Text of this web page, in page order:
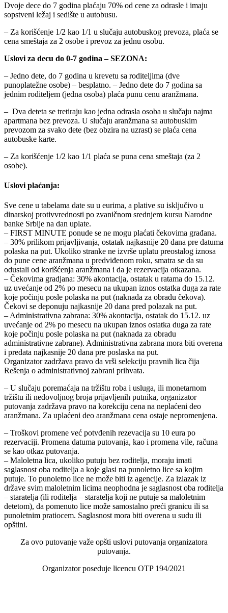
Dvoje dece do 7 godina plaćaju 70% od cene za odrasle i imaju
sopstveni ležaj i sedište u autobusu.
– Za korišćenje 1/2 kao 1/1 u slučaju autobuskog prevoza, plaća se
cena smeštaja za 2 osobe i prevoz za jednu osobu.
Uslovi za decu do 0-7 godina – SEZONA:
– Jedno dete, do 7 godina u krevetu sa roditeljima (dve
punoplatežne osobe) – besplatno. – Jedno dete do 7 godina sa
jednim roditeljem (jedna osoba) plaća punu cenu aranžmana.
– Dva deteta se tretiraju kao jedna odrasla osoba u slučaju najma
apartmana bez prevoza. U slučaju aranžmana sa autobuskim
prevozom za svako dete (bez obzira na uzrast) se plaća cena
autobuske karte.
– Za korišćenje 1/2 kao 1/1 plaća se puna cena smeštaja (za 2
osobe).
Uslovi plaćanja:
Sve cene u tabelama date su u eurima, a plative su isključivo u
dinarskoj protivvrednosti po zvaničnom srednjem kursu Narodne
banke Srbije na dan uplate.
– FIRST MINUTE ponude se ne mogu plaćati čekovima građana.
– 30% prilikom prijavljivanja, ostatak najkasnije 20 dana pre datuma
polaska na put. Ukoliko stranke ne izvrše uplatu preostalog iznosa
do pune cene aranžmana u predviđenom roku, smatra se da su
odustali od korišćenja aranžmana i da je rezervacija otkazana.
– Čekovima gradjana: 30% akontacija, ostatak u ratama do 15.12.
uz uvećanje od 2% po mesecu na ukupan iznos ostatka duga za rate
koje počinju posle polaska na put (naknada za obradu čekova).
Čekovi se deponuju najkasnije 20 dana pred polazak na put.
– Administrativna zabrana: 30% akontacija, ostatak do 15.12. uz
uvećanje od 2% po mesecu na ukupan iznos ostatka duga za rate
koje počinju posle polaska na put (naknada za obradu
administrativne zabrane). Administrativna zabrana mora biti overena
i predata najkasnije 20 dana pre poslaska na put.
Organizator zadržava pravo da vrši selekciju pravnih lica čija
Rešenja o administrativnoj zabrani prihvata.
– U slučaju poremaćaja na tržištu roba i usluga, ili monetarnom
tržištu ili nedovoljnog broja prijavljenih putnika, organizator
putovanja zadržava pravo na korekciju cena na neplaćeni deo
aranžmana. Za uplaćeni deo aranžmana cena ostaje nepromenjena.
– Troškovi promene već potvđenih rezevacija su 10 eura po
rezervaciji. Promena datuma putovanja, kao i promena vile, računa
se kao otkaz putovanja.
– Maloletna lica, ukoliko putuju bez roditelja, moraju imati
saglasnost oba roditelja a koje glasi na punoletno lice sa kojim
putuje. To punoletno lice ne može biti iz agencije. Za izlazak iz
države svim maloletnim licima neophodna je saglasnost oba roditelja
– staratelja (ili roditelja – staratelja koji ne putuje sa maloletnim
detetom), da pomenuto lice može samostalno preći granicu ili sa
punoletnim pratiocem. Saglasnost mora biti overena u sudu ili
opštini.
Za ovo putovanje važe opšti uslovi putovanja organizatora
putovanja.
Organizator poseduje licencu OTP 194/2021